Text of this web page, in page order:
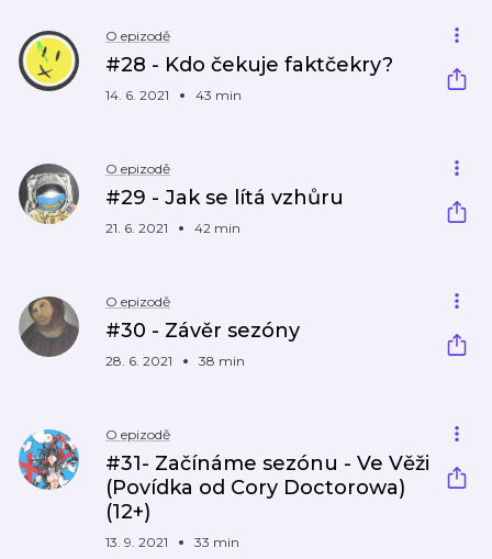
O epizodě
#28 - Kdo čekuje faktčekry?
14. 6. 2021 43 min
O epizodě
#29 - Jak se lítá vzhůru
21. 6. 2021 42 min
O epizodě
#30 - Závěr sezóny
28. 6. 2021 38 min
O epizodě
#31- Začínáme sezónu - Ve Věži
(Povídka od Cory Doctorowa)
(12+)
13. 9. 2021 33 min